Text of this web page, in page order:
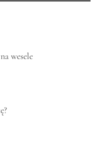
wesele